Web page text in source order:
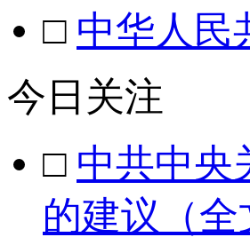
□ 中华人民
今日关注
□ 中共中央
的建议（全